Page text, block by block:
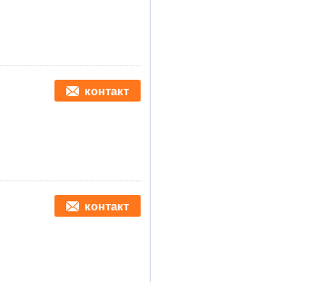
контакт
контакт